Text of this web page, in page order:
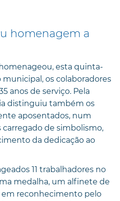
homenagem a
esta quinta-
municipal, os colaboradores
anos de serviço. Pela
distinguiu também os
aposentados, num
de simbolismo,
da dedicação ao
11 trabalhadores no
medalha, um alfinete de
em reconhecimento pelo